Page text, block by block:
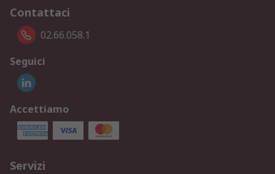
Contattaci
02.66.058.1
Seguici
Accettiamo
Servizi